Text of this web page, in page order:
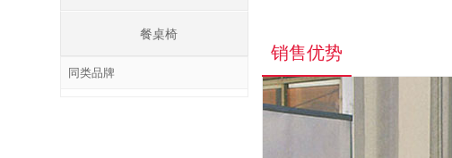
餐桌椅
同类品牌
销售优势